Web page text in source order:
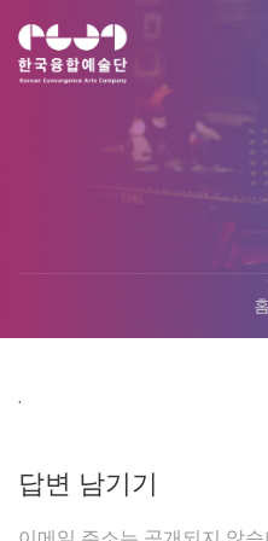
홈
.
답변 남기기